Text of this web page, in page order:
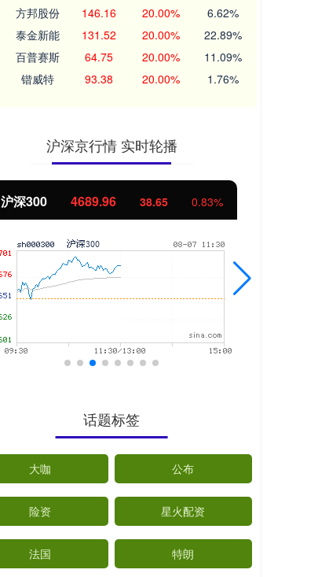
方邦股份 146.16 20.00% 6.62%
泰金新能 131.52 20.00% 22.89%
百普赛斯 64.75 20.00% 11.09%
锴威特 93.38 20.00% 1.76%
沪深京行情 实时轮播
沪深300 4689.96 38.65 0.83%
话题标签
大咖 公布
险资 星火配资
法国 特朗